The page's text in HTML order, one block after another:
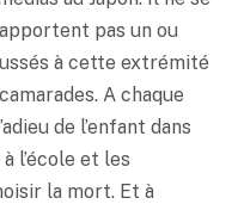
pas un ou
à cette extrémité
A chaque
de l’enfant dans
l’école et les
la mort. Et à